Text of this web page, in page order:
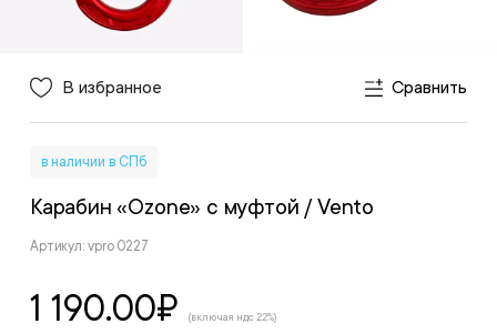
В избранное Сравнить
в наличии в СПб
Карабин «Ozone» с муфтой / Vento
Артикул: vpro 0227
1 190.00₽ (включая ндс 22%)